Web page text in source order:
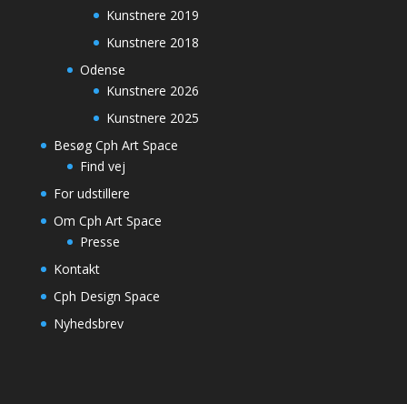
Kunstnere 2019
Kunstnere 2018
Odense
Kunstnere 2026
Kunstnere 2025
Besøg Cph Art Space
Find vej
For udstillere
Om Cph Art Space
Presse
Kontakt
Cph Design Space
Nyhedsbrev